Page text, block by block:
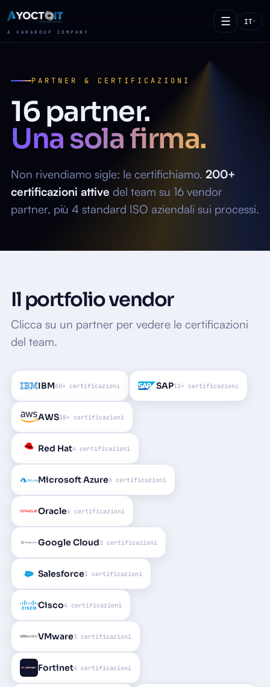
A VARGROUP COMPANY
☰ IT▾
PARTNER & CERTIFICAZIONI
16 partner.
Una sola firma.
Non rivendiamo sigle: le certifichiamo. 200+
certificazioni attive del team su 16 vendor
partner, più 4 standard ISO aziendali sui processi.
Il portfolio vendor
Clicca su un partner per vedere le certificazioni
del team.
IBM60+ certificazioni SAP12+ certificazioni
AWS18+ certificazioni
Red Hat4 certificazioni
Microsoft Azure6 certificazioni
Oracle6 certificazioni
Google Cloud2 certificazioni
Salesforce1 certificazioni
Cisco4 certificazioni
VMware3 certificazioni
Fortinet4 certificazioni